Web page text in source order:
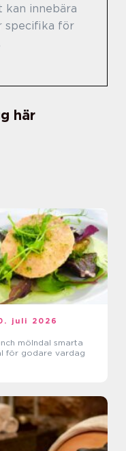
kan innebära
specifika för
här
juli 2026
mölndal smarta
för godare vardag